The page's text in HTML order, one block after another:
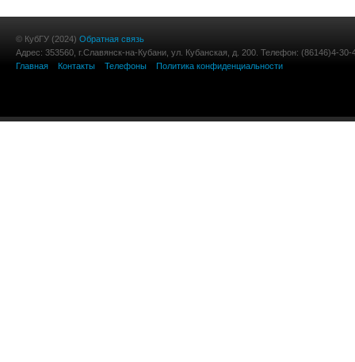
© КубГУ (2024) Обратная связь
Адрес: 353560, г.Славянск-на-Кубани, ул. Кубанская, д. 200. Телефон: (86146)4-30-
Главная
Контакты Телефоны Политика конфиденциальности